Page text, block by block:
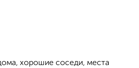
хорошие соседи, места